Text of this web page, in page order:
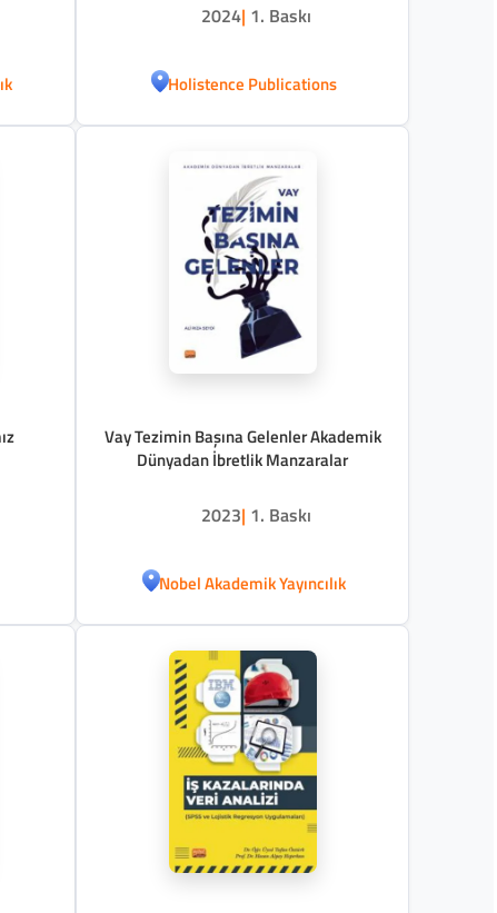
2024| 1. Baskı
Holistence Publications
Vay Tezimin Başına Gelenler Akademik
Dünyadan İbretlik Manzaralar
2023| 1. Baskı
Nobel Akademik Yayıncılık